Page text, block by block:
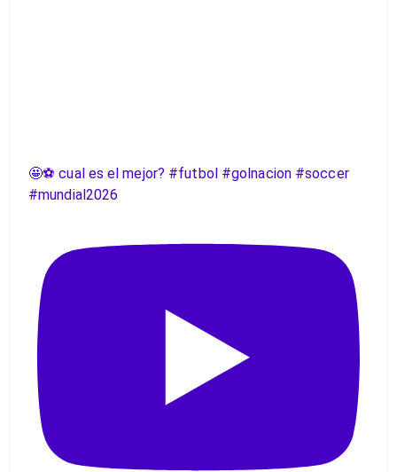
🤩⚽️ cual es el mejor? #futbol #golnacion #soccer
#mundial2026